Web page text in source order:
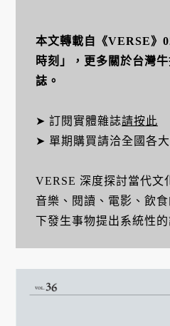
本文轉載自《VERSE》
時刻」，更多關於台灣
誌。
➤ 訂閱實體雜誌請按此
➤ 單期購買請洽全國各
VERSE 深度探討當代文
音樂、閱讀、電影、飲
下發生事物提出系統性的